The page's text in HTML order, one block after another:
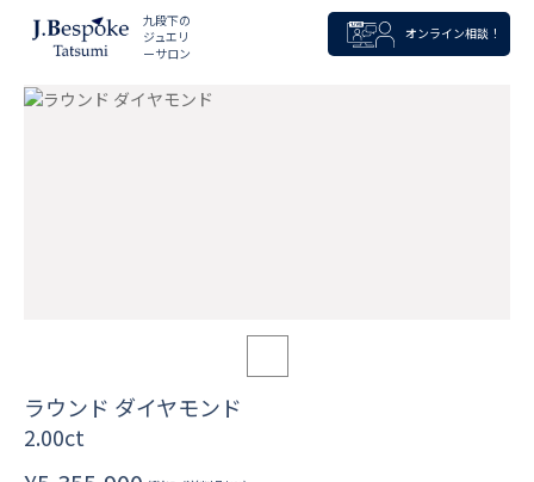
九段下の
ジュエリ
ーサロン
オンライン相談！
ラウンド ダイヤモンド
2.00ct